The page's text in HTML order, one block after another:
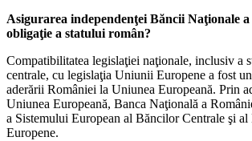
Asigurarea independenţei Băncii Naţionale a
obligaţie a statului român?
Compatibilitatea legislaţiei naţionale, inclusiv a
centrale, cu legislaţia Uniunii Europene a fost
aderării României la Uniunea Europeană. Prin
Uniunea Europeană, Banca Naţională a
a Sistemului European al Băncilor Centrale şi
Europene.